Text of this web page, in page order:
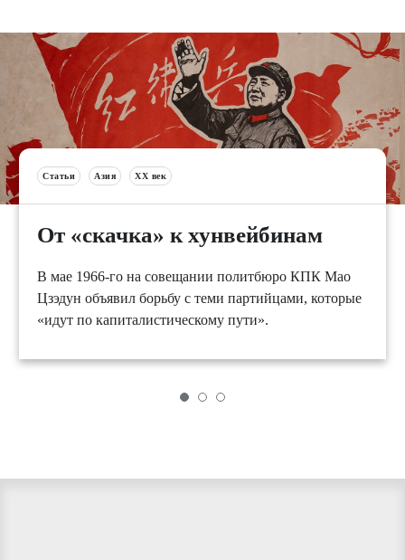
Статьи Азия XX век
От «скачка» к хунвейбинам
В мае 1966-го на совещании политбюро КПК Мао
Цзэдун объявил борьбу с теми партийцами, которые
«идут по капиталистическому пути».